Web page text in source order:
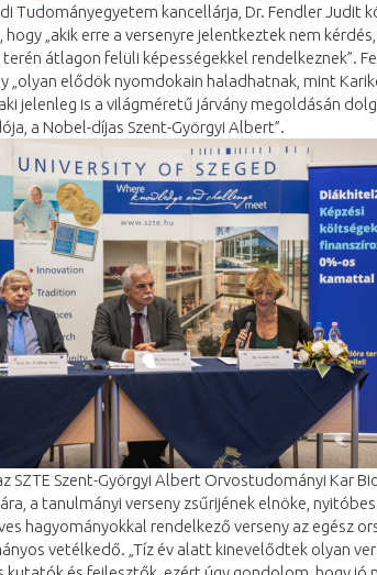
Tudományegyetem kancellárja, Dr. Fendler Judit
„akik erre a versenyre jelentkeztek nem
átlagon felüli képességekkel rendelkeznek”.
„olyan elődök nyomdokain haladhatnak, mint
jelenleg is a világméretű járvány megoldásán
a Nobel-díjas Szent-Györgyi Albert”.
SZTE Szent-Györgyi Albert Orvostudományi Kar
a tanulmányi verseny zsűrijének elnöke,
hagyományokkal rendelkező verseny az egész
vetélkedő. „Tíz év alatt kinevelődtek olyan